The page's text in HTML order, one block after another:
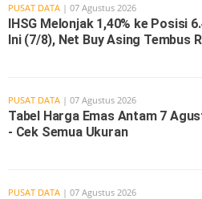
PUSAT DATA | 07 Agustus 2026
IHSG Melonjak 1,40% ke Posisi
Ini (7/8), Net Buy Asing Tembus
PUSAT DATA | 07 Agustus 2026
Tabel Harga Emas Antam 7
- Cek Semua Ukuran
PUSAT DATA | 07 Agustus 2026